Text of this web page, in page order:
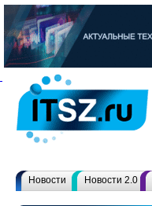
Новости Новости 2.0